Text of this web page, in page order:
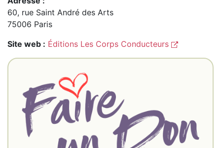
60, rue Saint André des Arts
75006 Paris
Site web : Éditions Les Corps Conducteurs